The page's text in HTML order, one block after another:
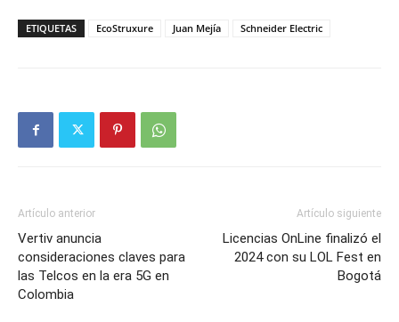
ETIQUETAS EcoStruxure Juan Mejía Schneider Electric
Artículo anterior
Vertiv anuncia
consideraciones claves para
las Telcos en la era 5G en
Colombia
Artículo siguiente
Licencias OnLine finalizó el
2024 con su LOL Fest en
Bogotá